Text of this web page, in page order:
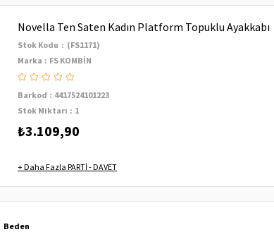
Novella Ten Saten Kadın Platform Topuklu Ayakkabı
Stok Kodu
(FS1171)
Marka : FS KOMBİN
Barkod : 4417524101223
Stok Miktarı : 1
₺3.109,90
+ Daha Fazla PARTİ - DAVET
Beden